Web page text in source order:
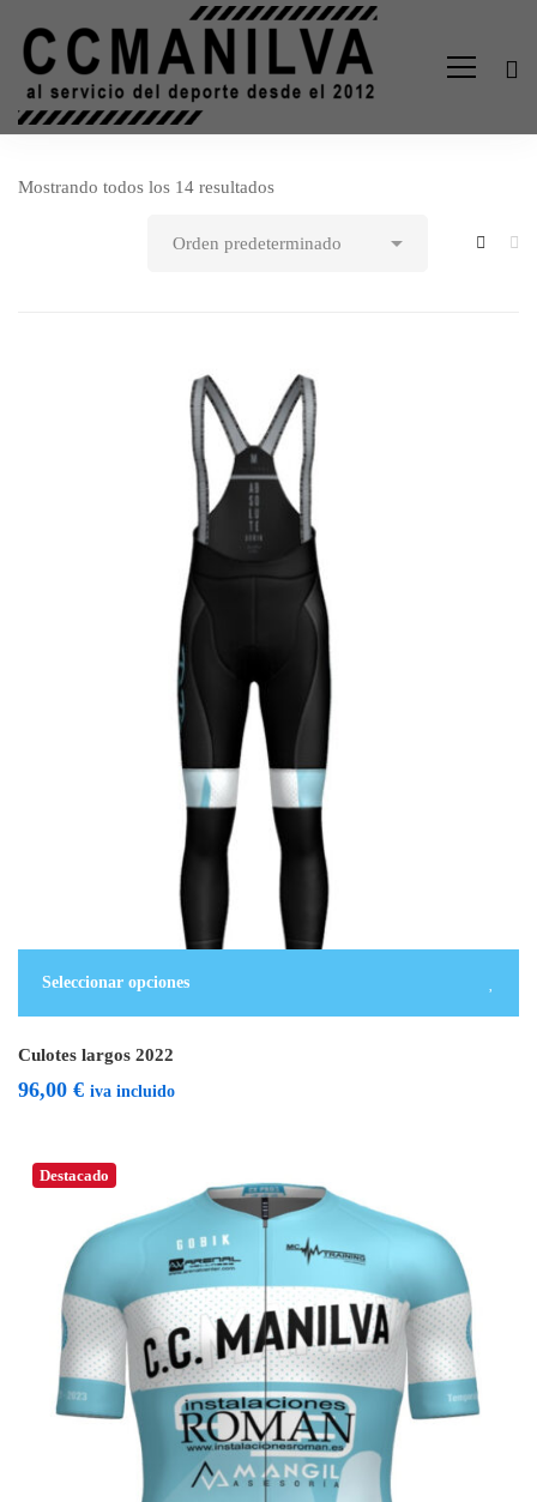
Mostrando todos los 14 resultados
Seleccionar opciones
Culotes largos 2022
96,00 € iva incluido
Destacado